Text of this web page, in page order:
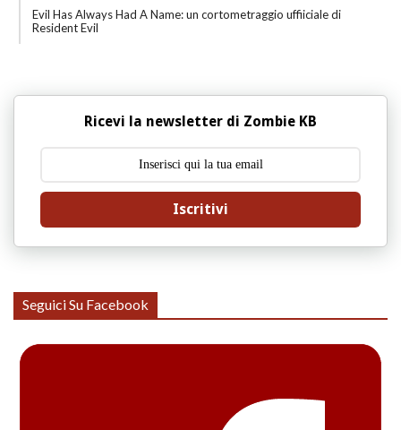
Evil Has Always Had A Name: un cortometraggio uffiiciale di
Resident Evil
Ricevi la newsletter di Zombie KB
Iscritivi
Seguici Su Facebook